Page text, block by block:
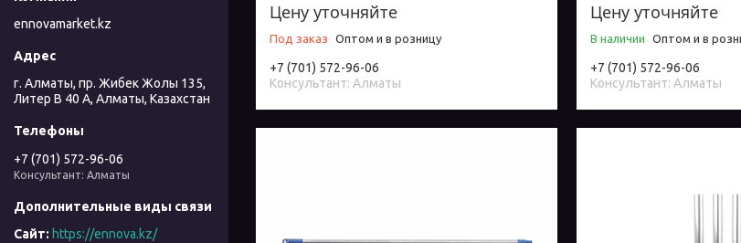
Цену уточняйте
Под заказ Оптом и в розницу
+7 (701) 572-96-06
Консультант: Алматы
Цену уточняйте
В наличии Оптом и в
+7 (701) 572-96-06
Консультант: Алматы
ennovamarket.kz
г. Алматы, пр. Жибек Жолы 135,
Литер В 40 А, Алматы, Казахстан
+7 (701) 572-96-06
Консультант: Алматы
https://ennova.kz/